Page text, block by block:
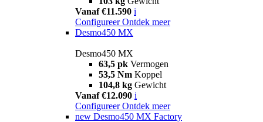
Vanaf €11.590 i
Configureer Ontdek meer
Desmo450 MX
Desmo450 MX
63,5 pk Vermogen
53,5 Nm Koppel
104,8 kg Gewicht
Vanaf €12.090 i
Configureer Ontdek meer
new Desmo450 MX Factory